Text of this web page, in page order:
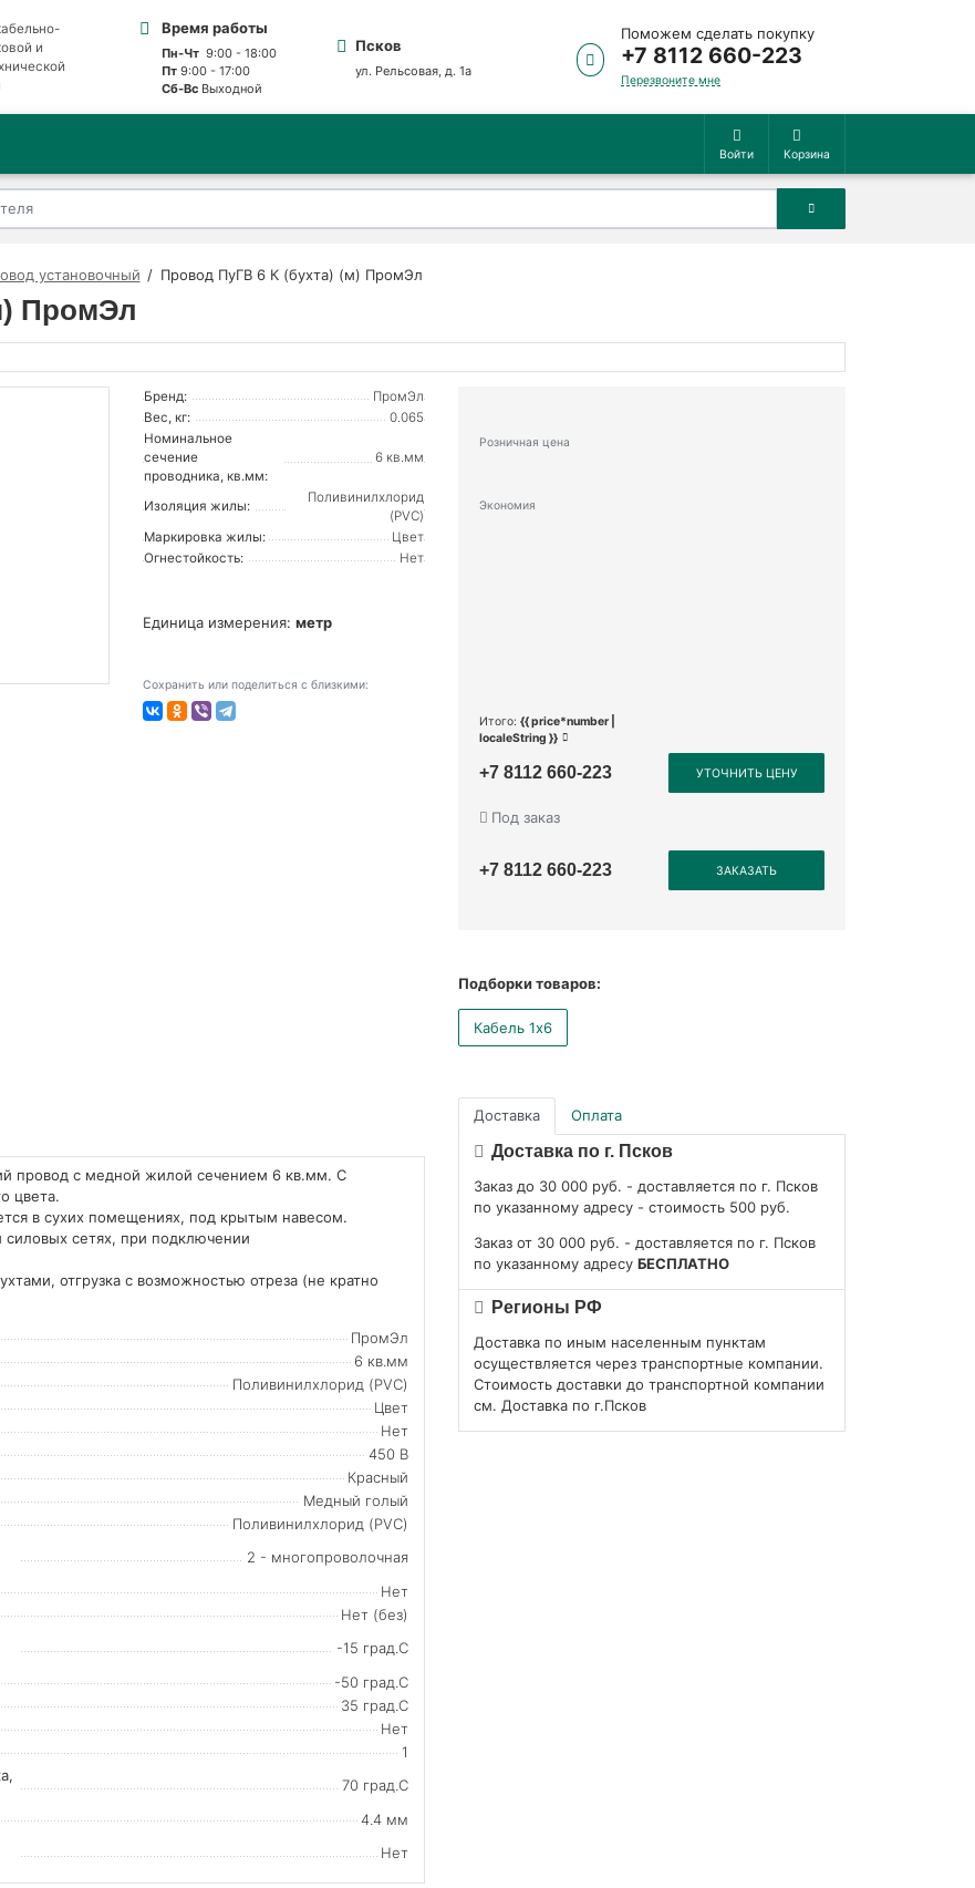
и
Время работы
Пн-Чт9:00 - 18:00
Пт9:00 - 17:00
Сб-ВсВыходной
Псков
ул. Рельсовая, д. 1а
Поможем сделать покупку
+7 8112 660-223
Перезвоните мне
Войти Корзина
установочный Провод ПуГВ 6 К (бухта) (м) ПромЭл
ПромЭл
Бренд:
ПромЭл
Вес, кг:
0.065
Номинальное
сечение
проводника, кв.мм:
6 кв.мм
Изоляция жилы:
Поливинилхлорид
(PVC)
Маркировка жилы:
Цвет
Огнестойкость:
Нет
Единица измерения: метр
Сохранить или поделиться с близкими:
Розничная цена
Экономия
Итого: {{ price*number |
localeString }}
+7 8112 660-223 УТОЧНИТЬ ЦЕНУ
Под заказ
+7 8112 660-223 ЗАКАЗАТЬ
Подборки товаров:
Кабель 1x6
Доставка Оплата
Доставка по г. Псков
Заказ до 30 000 руб. - доставляется по г. Псков
по указанному адресу - стоимость 500 руб.
Заказ от 30 000 руб. - доставляется по г. Псков
по указанному адресу БЕСПЛАТНО
Регионы РФ
Доставка по иным населенным пунктам
осуществляется через транспортные компании.
Стоимость доставки до транспортной компании
см. Доставка по г.Псков
провод с медной жилой сечением 6 кв.мм. С
цвета.
в сухих помещениях, под крытым навесом.
силовых сетях, при подключении
отгрузка с возможностью отреза (не кратно
ПромЭл
6 кв.мм
Поливинилхлорид (PVC)
Цвет
Нет
450 В
Красный
Медный голый
Поливинилхлорид (PVC)
2 - многопроволочная
Нет
Нет (без)
-15 град.C
-50 град.C
35 град.C
Нет
1
70 град.C
4.4 мм
Нет